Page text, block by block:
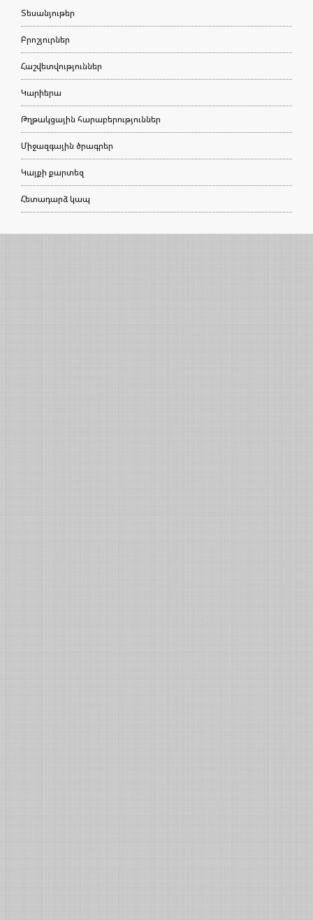
Տեսանյութեր
Բրոշյուրներ
Հաշվետվություններ
Կարիերա
Թղթակցային հարաբերություններ
Միջազգային ծրագրեր
Կայքի քարտեզ
Հետադարձ կապ